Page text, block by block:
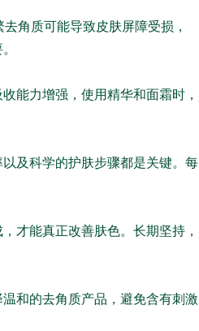
角质可能导致皮肤屏障受损，
能力增强，使用精华和面霜时，
及科学的护肤步骤都是关键。每
才能真正改善肤色。长期坚持，
和的去角质产品，避免含有刺激